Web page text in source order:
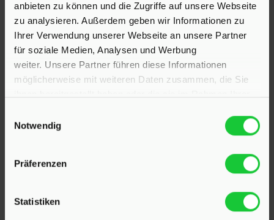
anbieten zu können und die Zugriffe auf unsere Webseite
zu analysieren. Außerdem geben wir Informationen zu
Ihrer Verwendung unserer Webseite an unsere Partner
für soziale Medien, Analysen und Werbung
weiter. Unsere Partner führen diese Informationen
möglicherweise mit weiteren Daten zusammen, die Sie
Notwendig
Präferenzen
Statistiken
KONTAKT
Hinrichsen Immobilien GmbH